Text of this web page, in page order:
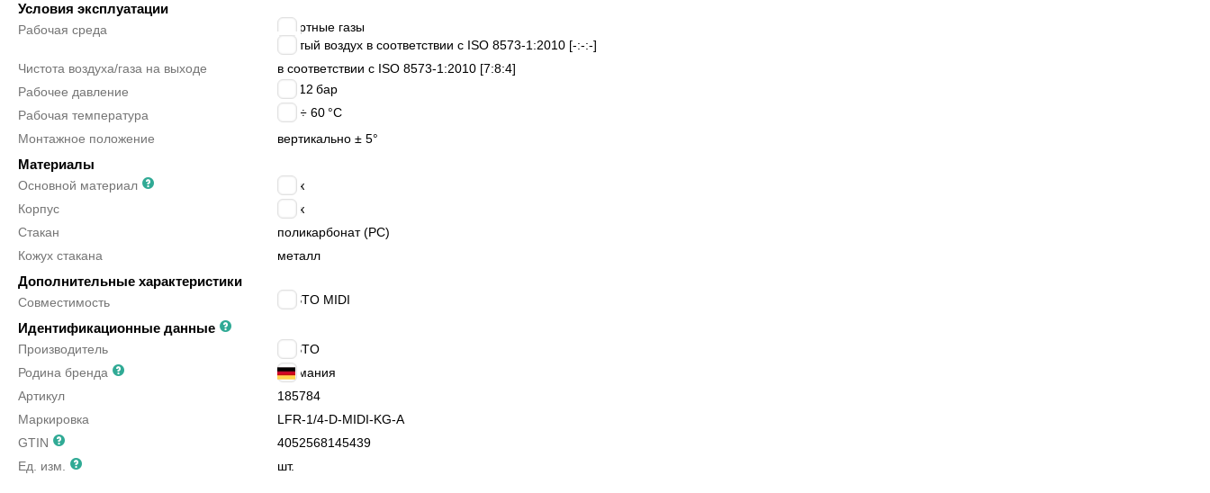
Условия эксплуатации
Рабочая среда
инертные газы
сжатый воздух в соответствии с ISO 8573-1:2010 [-:-:-]
Чистота воздуха/газа на выходе
в соответствии с ISO 8573-1:2010 [7:8:4]
Рабочее давление
3 ÷ 12 бар
Рабочая температура
-10 ÷ 60 °C
Монтажное положение
вертикально ± 5°
Материалы
Основной материал
цинк
Корпус
цинк
Стакан
поликарбонат (PC)
Кожух стакана
металл
Дополнительные характеристики
Совместимость FESTO MIDI
Идентификационные данные
Производитель
FESTO
Родина бренда
Германия
Артикул
185784
Маркировка
LFR-1/4-D-MIDI-KG-A
GTIN
4052568145439
Ед. изм.
шт.